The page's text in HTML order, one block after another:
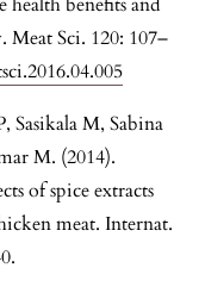
Sci. 120: 107–
Sasikala M, Sabina
M. (2014).
of spice extracts
meat. Internat.